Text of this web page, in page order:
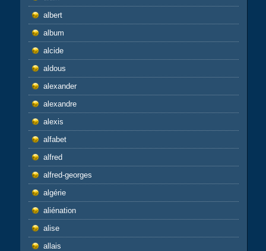
albert
album
alcide
aldous
alexander
alexandre
alexis
alfabet
alfred
alfred-georges
algérie
aliénation
alise
allais